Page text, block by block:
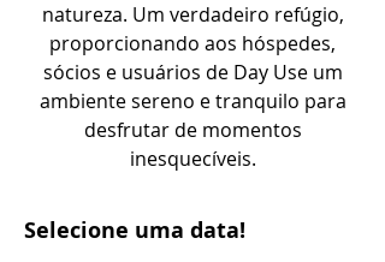
natureza. Um verdadeiro refúgio,
proporcionando aos hóspedes,
sócios e usuários de Day Use um
ambiente sereno e tranquilo para
desfrutar de momentos
inesquecíveis.
Selecione uma data!